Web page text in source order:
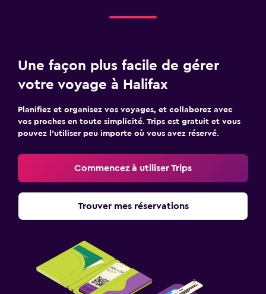
Une façon plus facile de gérer
votre voyage à Halifax
Planifiez et organisez vos voyages, et collaborez avec
vos proches en toute simplicité. Trips est gratuit et vous
pouvez l’utiliser peu importe où vous avez réservé.
Commencez à utiliser Trips
Trouver mes réservations